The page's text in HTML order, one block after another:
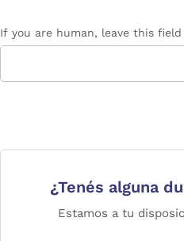
If you are human, leave this field
¿Tenés alguna
Estamos a tu